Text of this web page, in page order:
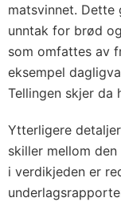
matsvinnet. Dette
unntak for brød
som omfattes av
eksempel
Tellingen skjer da
Ytterligere
skiller mellom
i verdikjeden er